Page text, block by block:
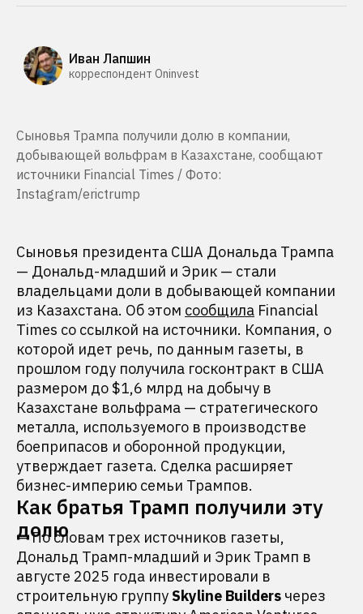
Иван Лапшин
корреспондент Oninvest
Сыновья Трампа получили долю в компании,
добывающей вольфрам в Казахстане, сообщают
источники Financial Times / Фото:
Instagram/erictrump
Сыновья президента США Дональда Трампа
— Дональд-младший и Эрик — стали
владельцами доли в добывающей компании
из Казахстана. Об этом сообщила Financial
Times со ссылкой на источники. Компания, о
которой идет речь, по данным газеты, в
прошлом году получила госконтракт в США
размером до $1,6 млрд на добычу в
Казахстане вольфрама — стратегического
металла, используемого в производстве
боеприпасов и оборонной продукции,
утверждает газета. Сделка расширяет
бизнес-империю семьи Трампов.
Как братья Трамп получили эту
долю
— По словам трех источников газеты,
Дональд Трамп-младший и Эрик Трамп в
августе 2025 года инвестировали в
строительную группуSkyline Builders через